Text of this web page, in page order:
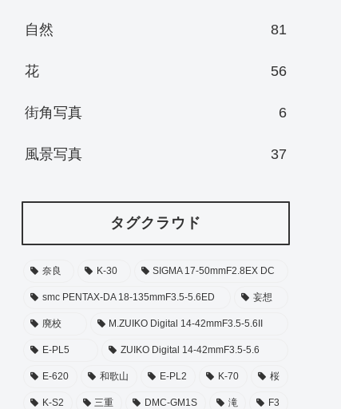
自然 81
花 56
街角写真 6
風景写真 37
タグクラウド
奈良 K-30 SIGMA 17-50mmF2.8EX DC
smc PENTAX-DA 18-135mmF3.5-5.6ED 妄想
廃校 M.ZUIKO Digital 14-42mmF3.5-5.6II
E-PL5 ZUIKO Digital 14-42mmF3.5-5.6
E-620 和歌山 E-PL2 K-70 桜
K-S2 三重 DMC-GM1S 滝 F3